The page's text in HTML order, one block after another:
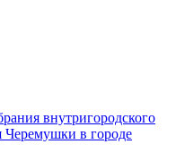
внутригородского
Черемушки в городе